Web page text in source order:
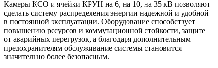
Камеры КСО и ячейки КРУН на 6, на 10, на 35 кВ позволяют
сделать систему распределения энергии надежной и удобной
в постоянной эксплуатации. Оборудование способствует
повышению ресурсов и коммутационной стойкости, защите
от аварийных перегрузок, а благодаря дополнительным
предохранителям обслуживание системы становится
значительно более безопасным.